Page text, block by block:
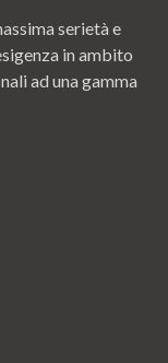
serietà e
in ambito
ad una gamma